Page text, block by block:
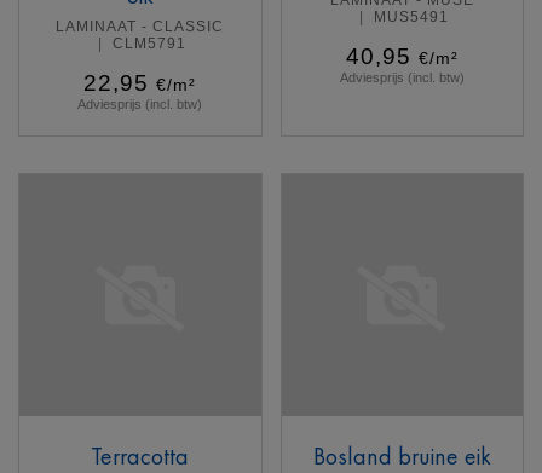
LAMINAAT - CLASSIC
CLM5791
22,95 €/m²
Adviesprijs (incl. btw)
MUS5491
40,95 €/m²
Adviesprijs (incl. btw)
Terracotta Bosland bruine eik